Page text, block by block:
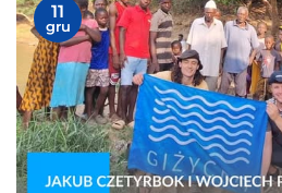
11
gru